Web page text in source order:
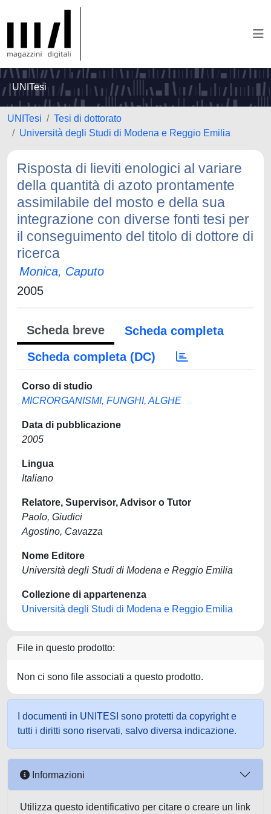
UNITesi
UNITesi
Tesi di dottorato
Università degli Studi di Modena e Reggio Emilia
Risposta di lieviti enologici al variare
della quantità di azoto prontamente
assimilabile del mosto e della sua
integrazione con diverse fonti tesi per
il conseguimento del titolo di dottore di
ricerca
Monica, Caputo
2005
Scheda breve
Scheda completa
Scheda completa (DC)
Corso di studio
MICRORGANISMI, FUNGHI, ALGHE
Data di pubblicazione
2005
Lingua
Italiano
Relatore, Supervisor, Advisor o Tutor
Paolo, Giudici
Agostino, Cavazza
Nome Editore
Università degli Studi di Modena e Reggio Emilia
Collezione di appartenenza
Università degli Studi di Modena e Reggio Emilia
File in questo prodotto:
Non ci sono file associati a questo prodotto.
I documenti in UNITESI sono protetti da copyright e
tutti i diritti sono riservati, salvo diversa indicazione.
Informazioni
Utilizza questo identificativo per citare o creare un link